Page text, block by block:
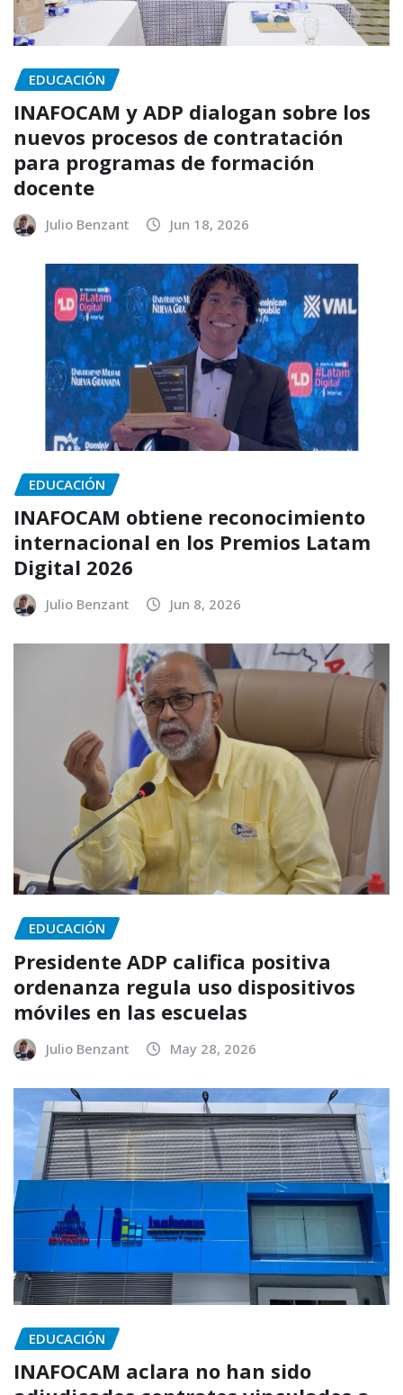
EDUCACIÓN
INAFOCAM y ADP dialogan sobre los
nuevos procesos de contratación
para programas de formación
docente
Julio Benzant Jun 18, 2026
EDUCACIÓN
INAFOCAM obtiene reconocimiento
internacional en los Premios Latam
Digital 2026
Julio Benzant Jun 8, 2026
EDUCACIÓN
Presidente ADP califica positiva
ordenanza regula uso dispositivos
móviles en las escuelas
Julio Benzant May 28, 2026
EDUCACIÓN
INAFOCAM aclara no han sido